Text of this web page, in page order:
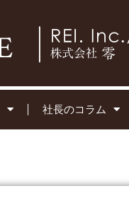
社長のコラム